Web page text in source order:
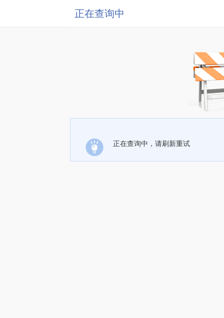
正在查询中
正在查询中，请刷新重试